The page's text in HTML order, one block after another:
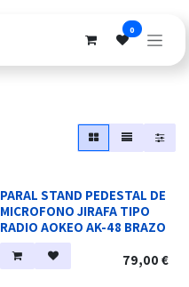
0
PARAL STAND PEDESTAL DE
MICROFONO JIRAFA TIPO
RADIO AOKEO AK-48 BRAZO
79,00 €